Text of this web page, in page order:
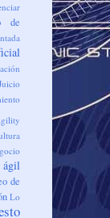
de
de
Lo